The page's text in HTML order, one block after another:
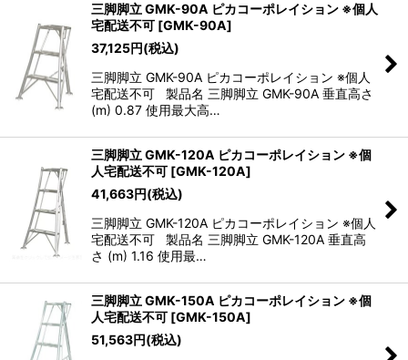
三脚脚立 GMK-90A ピカコーポレイション ※個人
宅配送不可 [GMK-90A]
37,125円(税込)
三脚脚立 GMK-90A ピカコーポレイション ※個人
宅配送不可 製品名 三脚脚立 GMK-90A 垂直高さ
(m) 0.87 使用最大高…
三脚脚立 GMK-120A ピカコーポレイション ※個
人宅配送不可 [GMK-120A]
41,663円(税込)
三脚脚立 GMK-120A ピカコーポレイション ※個人
宅配送不可 製品名 三脚脚立 GMK-120A 垂直高
さ (m) 1.16 使用最…
三脚脚立 GMK-150A ピカコーポレイション ※個
人宅配送不可 [GMK-150A]
51,563円(税込)